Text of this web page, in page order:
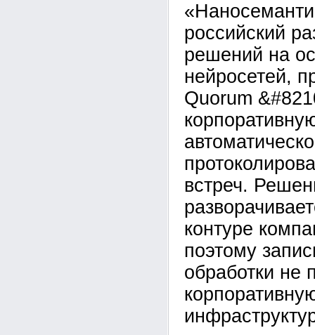
российский
решений на
нейросетей,
Quorum
встреч.
контуре
поэтому
обработки не